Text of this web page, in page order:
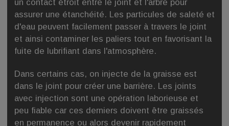
un contact étroit entre le joint et l'arbre pour
assurer une étanchéité. Les particules de saleté et
d'eau peuvent facilement passer à travers le joint
et ainsi contaminer les paliers tout en favorisant la
fuite de lubrifiant dans l'atmosphère.
Dans certains cas, on injecte de la graisse est
dans le joint pour créer une barrière. Les joints
avec injection sont une opération laborieuse et
peu fiable car ces derniers doivent être graissés
en permanence ou alors devenir rapidement